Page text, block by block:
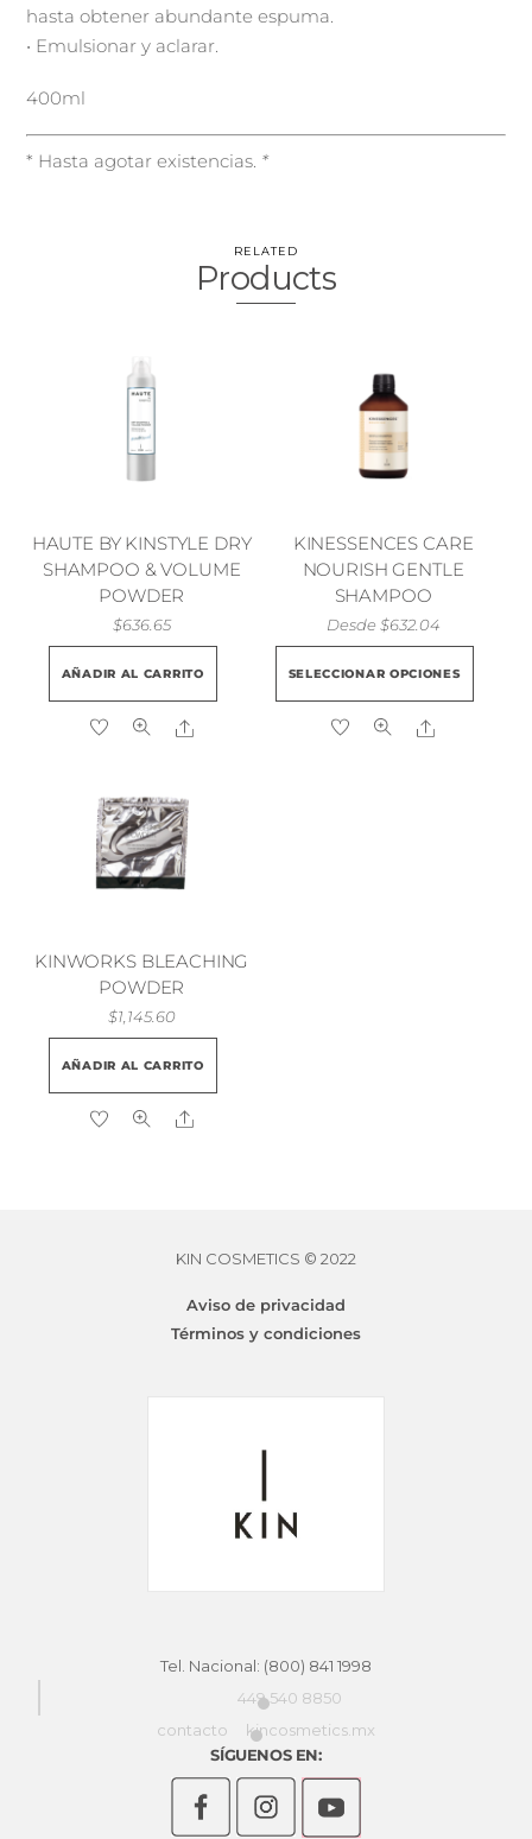
hasta obtener abundante espuma.
• Emulsionar y aclarar.
400ml
* Hasta agotar existencias. *
RELATED
Products
HAUTE BY KINSTYLE DRY
SHAMPOO & VOLUME
POWDER
$636.65
AÑADIR AL CARRITO
Share
KINESSENCES CARE
NOURISH GENTLE
SHAMPOO
Desde $632.04
SELECCIONAR OPCIONES
Share
KINWORKS BLEACHING
POWDER
$1,145.60
AÑADIR AL CARRITO
Share
KIN COSMETICS © 2022
Aviso de privacidad
Términos y condiciones
Tel. Nacional: (800) 841 1998
449 540 8850
contacto
kincosmetics.mx
SÍGUENOS EN: